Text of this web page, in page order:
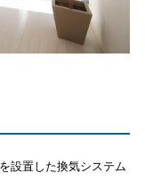
設置した換気システム